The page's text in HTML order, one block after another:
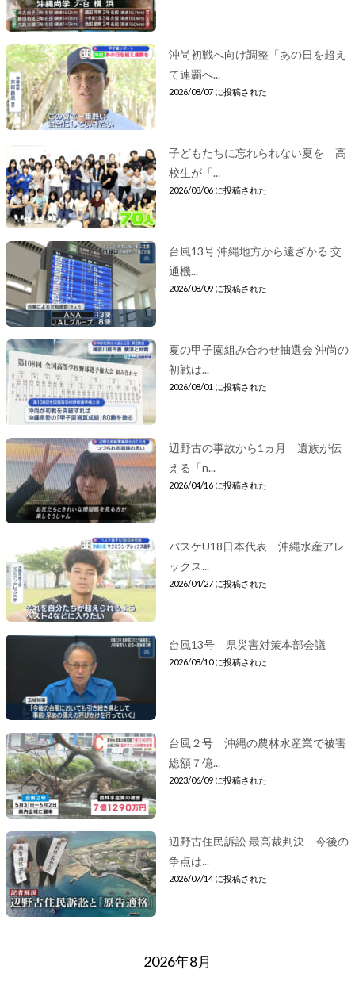
沖尚初戦へ向け調整「あの日を超え
て連覇へ...
2026/08/07 に投稿された
子どもたちに忘れられない夏を 高
校生が「...
2026/08/06 に投稿された
台風13号 沖縄地方から遠ざかる 交
通機...
2026/08/09 に投稿された
夏の甲子園組み合わせ抽選会 沖尚の
初戦は...
2026/08/01 に投稿された
辺野古の事故から1ヵ月 遺族が伝
える「n...
2026/04/16 に投稿された
バスケU18日本代表 沖縄水産アレ
ックス...
2026/04/27 に投稿された
台風13号 県災害対策本部会議
2026/08/10 に投稿された
台風２号 沖縄の農林水産業で被害
総額７億...
2023/06/09 に投稿された
辺野古住民訴訟 最高裁判決 今後の
争点は...
2026/07/14 に投稿された
2026年8月